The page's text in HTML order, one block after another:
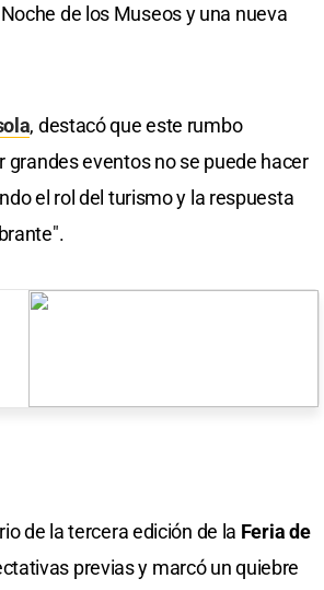
de los Museos y una nueva
, destacó que este rumbo
grandes eventos no se puede hacer
el rol del turismo y la respuesta
de la tercera edición de la Feria de
previas y marcó un quiebre